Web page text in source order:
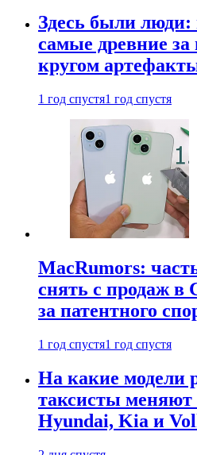
Здесь были
самые древние
кругом
1 год спустя1 год спустя
MacRumors:
снять с продаж
за патентного
1 год спустя1 год спустя
На какие модели
таксисты меняют
Hyundai, Kia и